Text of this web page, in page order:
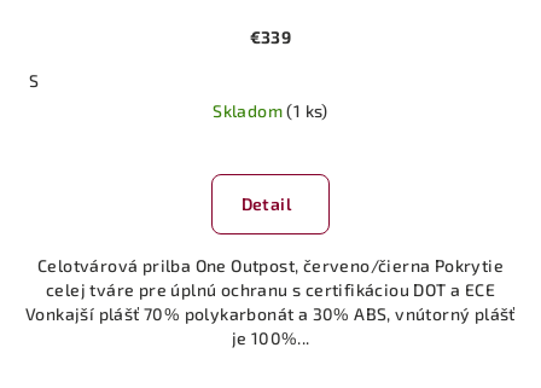
€339
S
Skladom(1 ks)
Detail
Celotvárová prilba One Outpost, červeno/čierna Pokrytie
celej tváre pre úplnú ochranu s certifikáciou DOT a ECE
Vonkajší plášť 70% polykarbonát a 30% ABS, vnútorný plášť
je 100%...